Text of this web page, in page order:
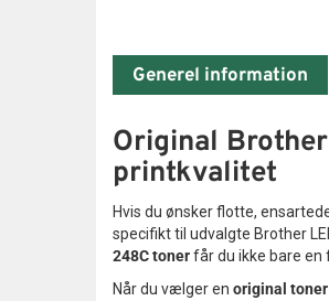
Generel information
Original
printkvalitet
Hvis du ønsker flotte,
specifikt til udvalgte Brother
248C tonerfår du ikke bare en
Når du vælger en original